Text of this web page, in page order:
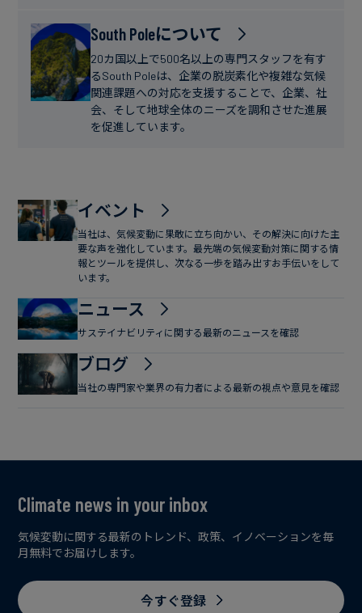
フ
ァ
イ
ナ
ン
ー
ス
South Poleについて
20カ国以上で500名以上の専門スタッフを有す
るSouth Poleは、企業の脱炭素化や複雑な気候
関連課題への対応を支援することで、企業、社
会、そして地球全体のニーズを調和させた進展
を促進しています。
イベント
当社は、気候変動に果敢に立ち向かい、その解決に向けた主
要な声を強化しています。最先端の気候変動対策に関する情
報とツールを提供し、次なる一歩を踏み出すお手伝いをして
います。
ニュース
サステイナビリティに関する最新のニュースを確認
ブログ
当社の専門家や業界の有力者による最新の視点や意見を確認
Climate news in your inbox
気候変動に関する最新のトレンド、政策、イノベーションを毎
月無料でお届けします。
今すぐ登録